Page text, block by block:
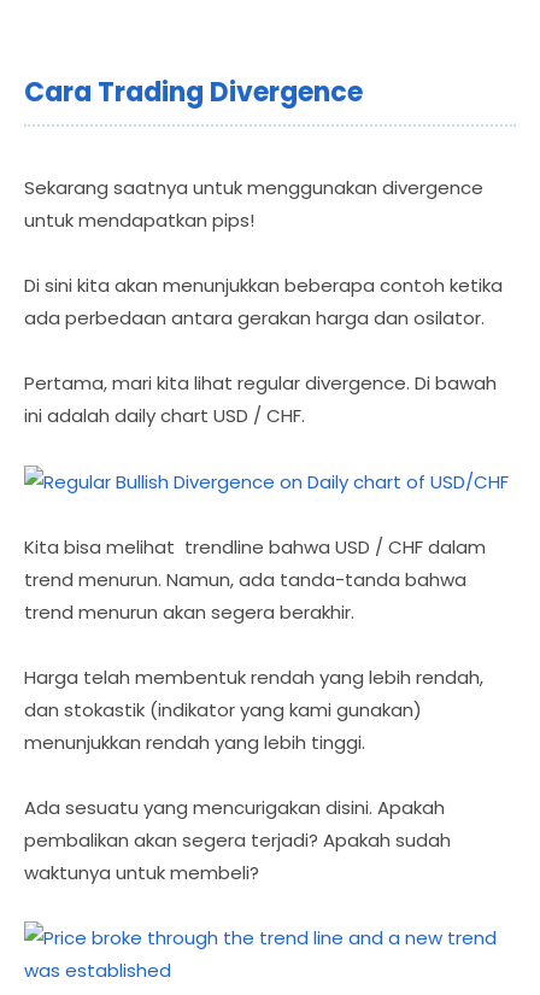
Cara Trading Divergence
Sekarang saatnya untuk menggunakan divergence
untuk mendapatkan pips!
Di sini kita akan menunjukkan beberapa contoh ketika
ada perbedaan antara gerakan harga dan osilator.
Pertama, mari kita lihat regular divergence. Di bawah
ini adalah daily chart USD / CHF.
Kita bisa melihat trendline bahwa USD / CHF dalam
trend menurun. Namun, ada tanda-tanda bahwa
trend menurun akan segera berakhir.
Harga telah membentuk rendah yang lebih rendah,
dan stokastik (indikator yang kami gunakan)
menunjukkan rendah yang lebih tinggi.
Ada sesuatu yang mencurigakan disini. Apakah
pembalikan akan segera terjadi? Apakah sudah
waktunya untuk membeli?